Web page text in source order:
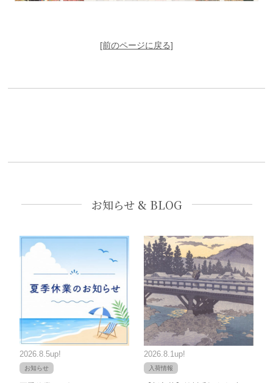
[前のページに戻る]
お知らせ & BLOG
2026.8.5up!
お知らせ
2026.8.1up!
入荷情報